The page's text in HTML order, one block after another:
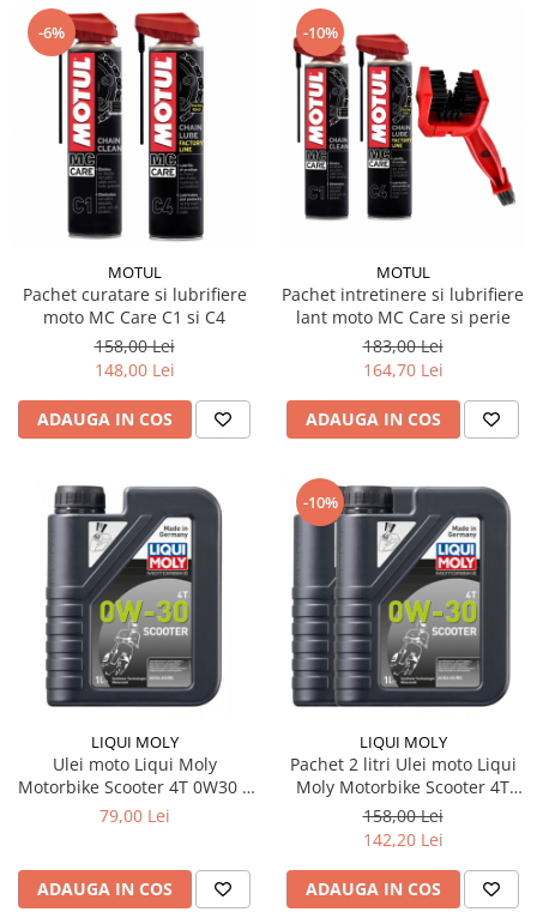
-6%
MOTUL
Pachet curatare si lubrifiere
moto MC Care C1 si C4
158,00 Lei
148,00 Lei
ADAUGA IN COS
-10%
MOTUL
Pachet intretinere si lubrifiere
lant moto MC Care si perie
183,00 Lei
164,70 Lei
ADAUGA IN COS
LIQUI MOLY
Ulei moto Liqui Moly
Motorbike Scooter 4T 0W30 1
litru
79,00 Lei
ADAUGA IN COS
-10%
LIQUI MOLY
Pachet 2 litri Ulei moto Liqui
Moly Motorbike Scooter 4T
0W30
158,00 Lei
142,20 Lei
ADAUGA IN COS